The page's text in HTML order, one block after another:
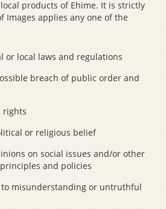
products of Ehime. It is strictly
Images applies any one of the
or local laws and regulations
breach of public order and
rights
or religious belief
on social issues and/or other
and policies
to misunderstanding or untruthful